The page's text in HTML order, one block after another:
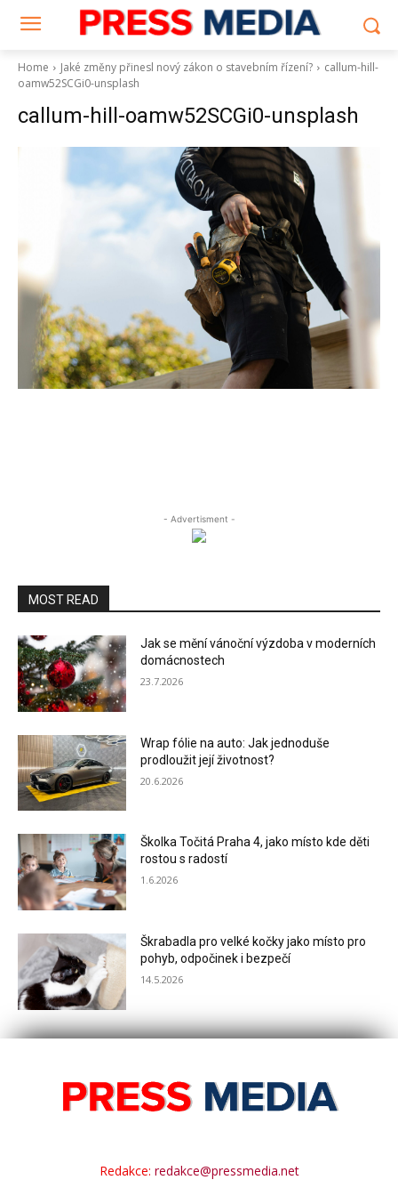
Home Jaké změny přinesl nový zákon o stavebním řízení?
callum-hill-
oamw52SCGi0-unsplash
callum-hill-oamw52SCGi0-unsplash
- Advertisment -
MOST READ
Jak se mění vánoční výzdoba v moderních
domácnostech
23.7.2026
Wrap fólie na auto: Jak jednoduše
prodloužit její životnost?
20.6.2026
Školka Točitá Praha 4, jako místo kde děti
rostou s radostí
1.6.2026
Škrabadla pro velké kočky jako místo pro
pohyb, odpočinek i bezpečí
14.5.2026
Redakce: redakce@pressmedia.net